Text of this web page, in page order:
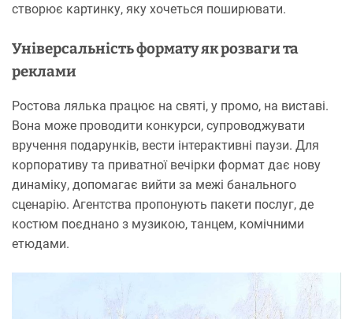
створює картинку, яку хочеться поширювати.
Універсальність формату як розваги та
реклами
Ростова лялька працює на святі, у промо, на виставі.
Вона може проводити конкурси, супроводжувати
вручення подарунків, вести інтерактивні паузи. Для
корпоративу та приватної вечірки формат дає нову
динаміку, допомагає вийти за межі банального
сценарію. Агентства пропонують пакети послуг, де
костюм поєднано з музикою, танцем, комічними
етюдами.